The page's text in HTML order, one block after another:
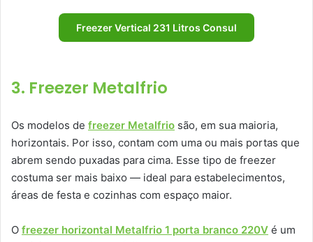
Freezer Vertical 231 Litros Consul
3. Freezer Metalfrio
Os modelos de freezer Metalfrio são, em sua maioria,
horizontais. Por isso, contam com uma ou mais portas que
abrem sendo puxadas para cima. Esse tipo de freezer
costuma ser mais baixo — ideal para estabelecimentos,
áreas de festa e cozinhas com espaço maior.
O freezer horizontal Metalfrio 1 porta branco 220V é um